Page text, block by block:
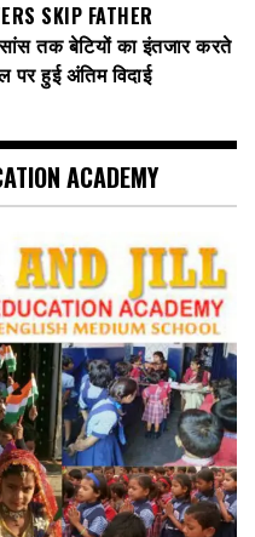
SKIP FATHER
तक बेटियों का इंतजार करते
पर हुई अंतिम विदाई
ACADEMY